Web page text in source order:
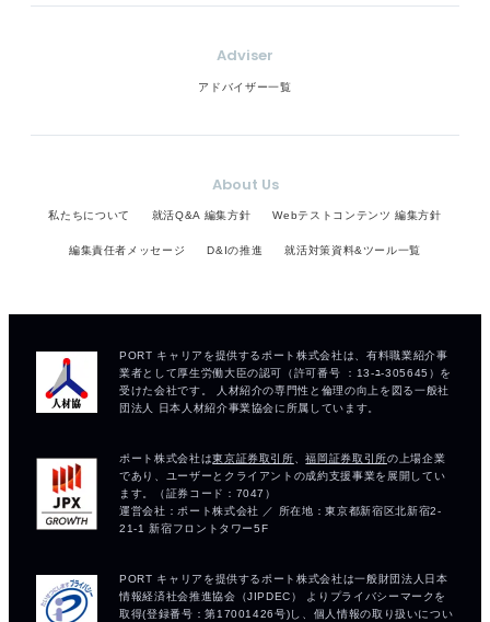
Adviser
アドバイザー一覧
About Us
私たちについて 就活Q&A 編集方針 Webテストコンテンツ 編集方針
編集責任者メッセージ D&Iの推進 就活対策資料&ツール一覧